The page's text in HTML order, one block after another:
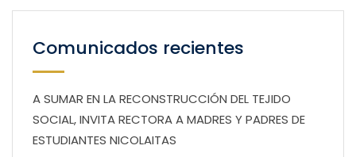
Comunicados recientes
A SUMAR EN LA RECONSTRUCCIÓN DEL TEJIDO
SOCIAL, INVITA RECTORA A MADRES Y PADRES DE
ESTUDIANTES NICOLAITAS